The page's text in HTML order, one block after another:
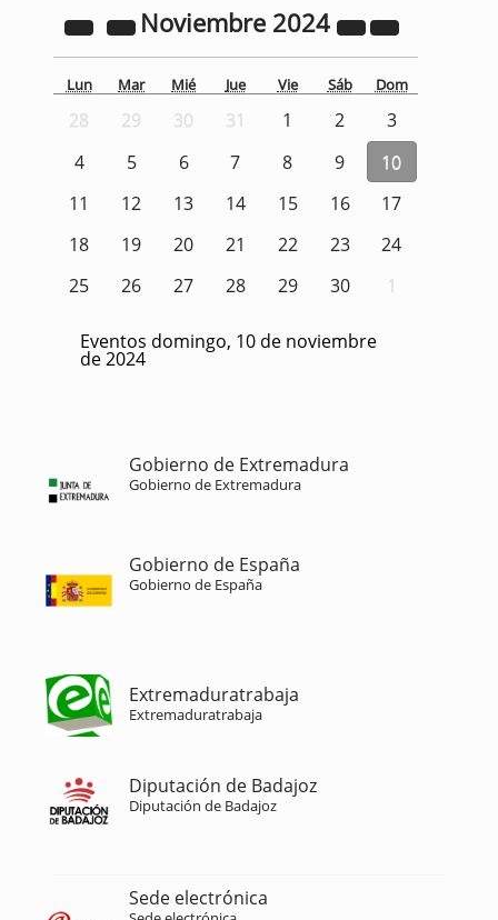
Noviembre 2024
Lun Mar Mié Jue Vie Sáb Dom
28 29 30 31 1 2
3
4
5 6 7 8 9
10
11
12 13 14 15 16
17
18
19 20 21 22 23
24
25
26 27 28 29 30 1
Eventos domingo, 10 de noviembre
de 2024
Gobierno de Extremadura
Gobierno de Extremadura
Gobierno de España
Gobierno de España
Extremaduratrabaja
Extremaduratrabaja
Diputación de Badajoz
Diputación de Badajoz
Sede electrónica